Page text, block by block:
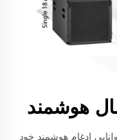
هوشمند
ادغام هوشمند خود